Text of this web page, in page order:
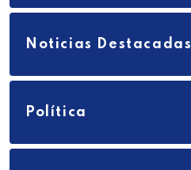
Noticias Destacadas
Política